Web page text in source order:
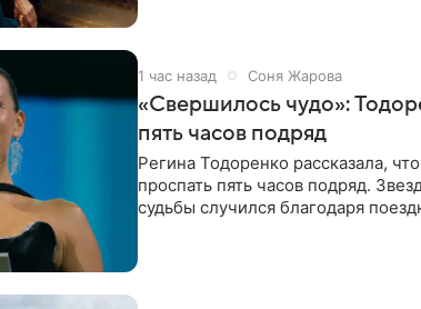
1 час назад Соня Жарова
«Свершилось чудо»:
пять часов подряд
Регина Тодоренко рассказала,
проспать пять часов подряд.
судьбы случился благодаря